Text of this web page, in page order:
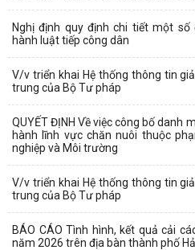
Nghị định quy định chi tiết một
hành luật tiếp công dân
V/v triển khai Hệ thống thông tin
trung của Bộ Tư pháp
QUYẾT ĐỊNH Về việc công bố danh
hành lĩnh vực chăn nuôi thuộc
nghiệp và Môi trường
V/v triển khai Hệ thống thông tin
trung của Bộ Tư pháp
BÁO CÁO Tình hình, kết quả cải
năm 2026 trên địa bàn thành phố